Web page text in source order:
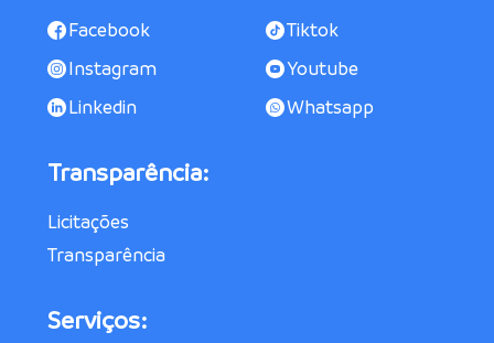
Facebook
Tiktok
Instagram
Youtube
Linkedin
Whatsapp
Transparência:
Licitações
Transparência
Serviços: